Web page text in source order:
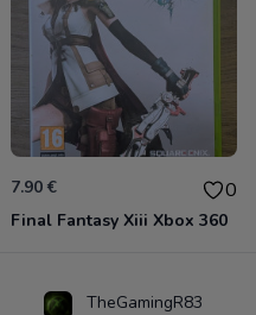
7.90 € 0
Final Fantasy Xiii Xbox 360
TheGamingR83